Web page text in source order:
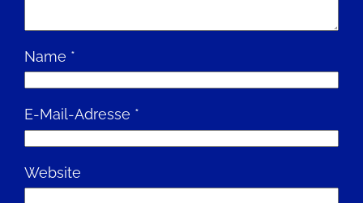
Name *
E-Mail-Adresse *
Website